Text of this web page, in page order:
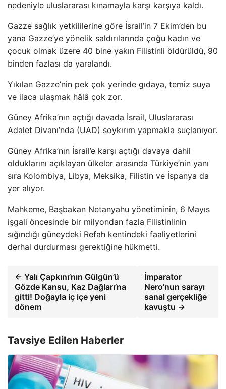
nedeniyle uluslararası kınamayla karşı karşıya kaldı.
Gazze sağlık yetkililerine göre İsrail’in 7 Ekim’den bu
yana Gazze’ye yönelik saldırılarında çoğu kadın ve
çocuk olmak üzere 40 bine yakın Filistinli öldürüldü, 90
binden fazlası da yaralandı.
Yıkılan Gazze’nin pek çok yerinde gıdaya, temiz suya
ve ilaca ulaşmak hâlâ çok zor.
Güney Afrika’nın açtığı davada İsrail, Uluslararası
Adalet Divanı’nda (UAD) soykırım yapmakla suçlanıyor.
Güney Afrika’nın İsrail’e karşı açtığı davaya dahil
olduklarını açıklayan ülkeler arasında Türkiye’nin yanı
sıra Kolombiya, Libya, Meksika, Filistin ve İspanya da
yer alıyor.
Mahkeme, Başbakan Netanyahu yönetiminin, 6 Mayıs
işgali öncesinde bir milyondan fazla Filistinlinin
sığındığı güneydeki Refah kentindeki faaliyetlerini
derhal durdurması gerektiğine hükmetti.
← Yalı Çapkını’nın Gülgün’ü
Gözde Kansu, Kaz Dağları’na
gitti! Doğayla iç içe yeni
dönem
İmparator
Nero’nun sarayı
sanal gerçekliğe
kavuştu →
Tavsiye Edilen Haberler